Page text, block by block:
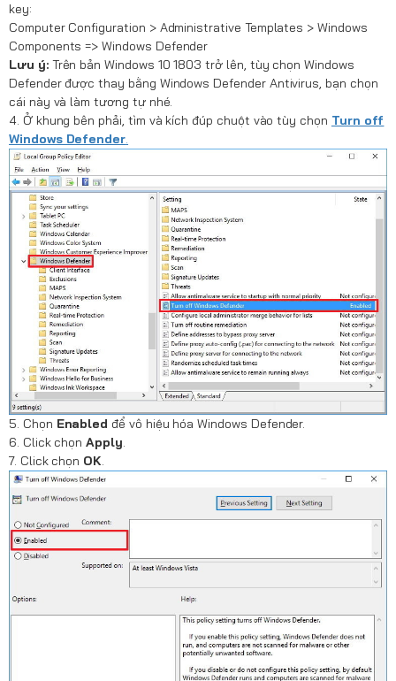
key:
Computer Configuration > Administrative Templates > Windows
Components => Windows Defender
Lưu ý:Trên bản Windows 10 1803 trở lên, tùy chọn Windows
Defender được thay bằng Windows Defender Antivirus, bạn chọn
cái này và làm tương tự nhé.
4. Ở khung bên phải, tìm và kích đúp chuột vào tùy chọn Turn off
Windows Defender.
5. Chọn Enabled để vô hiệu hóa Windows Defender.
6. Click chọnApply.
7. Click chọn OK.